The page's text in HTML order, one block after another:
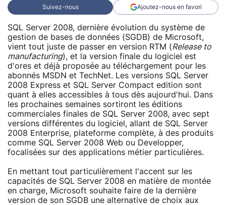
Suivez-nous Ajoutez-nous en favori
SQL Server 2008, dernière évolution du système de
gestion de bases de données (SGDB) de Microsoft,
vient tout juste de passer en version RTM (Release to
manufacturing), et la version finale du logiciel est
d'ores et déjà proposée au téléchargement pour les
abonnés MSDN et TechNet. Les versions SQL Server
2008 Express et SQL Server Compact edition sont
quant à elles accessibles à tous dès aujourd'hui. Dans
les prochaines semaines sortiront les éditions
commerciales finales de SQL Server 2008, avec sept
versions différentes du logiciel, allant de SQL Server
2008 Enterprise, plateforme complète, à des produits
comme SQL Server 2008 Web ou Developper,
focalisées sur des applications métier particulières.
En mettant tout particulièrement l'accent sur les
capacités de SQL Server 2008 en matière de montée
en charge, Microsoft souhaite faire de la dernière
version de son SGDB une alternative de choix aux